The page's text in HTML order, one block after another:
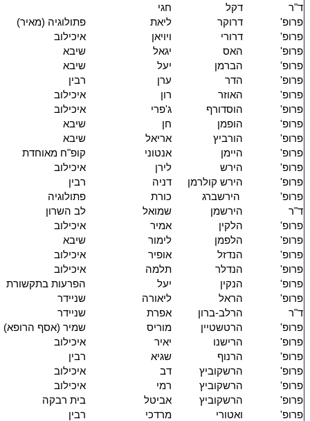
ד"ר
דקל
חגי
פרופ'
דרוקר ליאת
פתולוגיה (מאיר)
פרופ'
דרורי ויויאן
איכילוב
פרופ'
האס יגאל
שיבא
פרופ'
הברמן יעל
שיבא
פרופ'
הדר ערן
רבין
פרופ'
האוזר רון
איכילוב
פרופ'
הוסדורף ג'פרי
איכילוב
פרופ'
הופמן חן
שיבא
פרופ'
הורביץ אריאל
שיבא
פרופ'
היימן אנטוני
קופ"ח מאוחדת
פרופ'
הירש לירן
איכילוב
פרופ'
הירש קולרמן דניה
רבין
פרופ'
הירשברג כורת
פתולוגיה
ד"ר
הירשמן שמואל
לב השרון
פרופ'
הלקין אמיר
איכילוב
פרופ'
הלפמן לימור
שיבא
פרופ'
הנדזל אופיר
איכילוב
פרופ'
הנדלר תלמה
איכילוב
פרופ'
הנקין יעל
הפרעות בתקשורת
פרופ'
הראל ליאורה
שניידר
ד"ר
הרלב-ברון אפרת
שניידר
פרופ'
הרטשטיין מוריס
שמיר (אסף הרופא)
פרופ'
הרישנו יאיר
איכילוב
פרופ'
הרנוף שגיא
רבין
פרופ'
הרשקוביץ דב
איכילוב
פרופ'
הרשקוביץ רמי
איכילוב
פרופ'
הרשקוביץ אביטל
בית רבקה
פרופ'
ואטורי מרדכי
רבין